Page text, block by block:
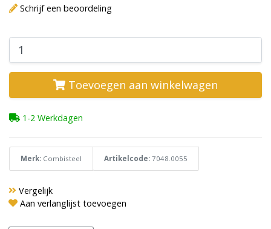
Schrijf een beoordeling
Toevoegen aan winkelwagen
1-2 Werkdagen
Merk: Combisteel Artikelcode: 7048.0055
Vergelijk
Aan verlanglijst toevoegen